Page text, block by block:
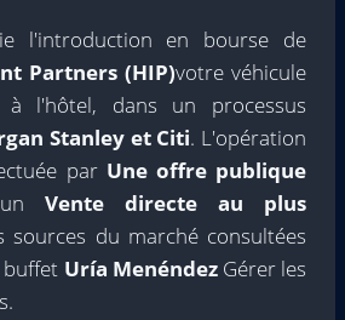
l'introduction en bourse de
Partners (HIP)votre véhicule
à l'hôtel, dans un processus
Stanley et Citi. L'opération
par Une offre publique
Vente directe au plus
sources du marché consultées
buffet Uría MenéndezGérer les